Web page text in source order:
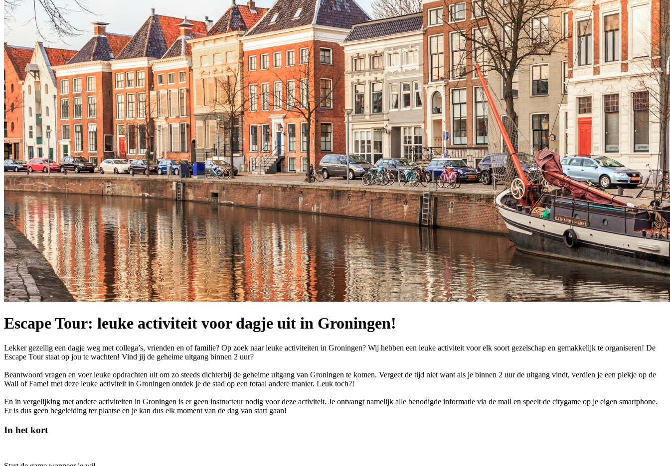
Escape Tour: leuke activiteit voor dagje uit in Groningen!
Lekker gezellig een dagje weg met collega’s, vrienden en of familie? Op zoek naar leuke activiteiten in Groningen? Wij hebben een leuke activiteit voor elk soort gezelschap en gemakkelijk te organiseren! De
Escape Tour staat op jou te wachten! Vind jij de geheime uitgang binnen 2 uur?
Beantwoord vragen en voer leuke opdrachten uit om zo steeds dichterbij de geheime uitgang van Groningen te komen. Vergeet de tijd niet want als je binnen 2 uur de uitgang vindt, verdien je een plekje op de
Wall of Fame! met deze leuke activiteit in Groningen ontdek je de stad op een totaal andere manier. Leuk toch?!
En in vergelijking met andere activiteiten in Groningen is er geen instructeur nodig voor deze activiteit. Je ontvangt namelijk alle benodigde informatie via de mail en speelt de citygame op je eigen smartphone.
Er is dus geen begeleiding ter plaatse en je kan dus elk moment van de dag van start gaan!
In het kort